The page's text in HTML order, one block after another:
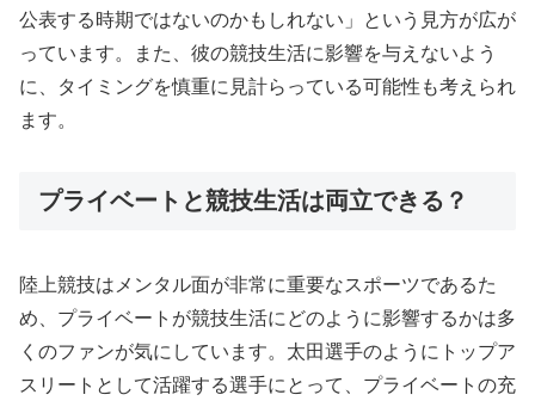
公表する時期ではないのかもしれない」という見方が広が
っています。また、彼の競技生活に影響を与えないよう
に、タイミングを慎重に見計らっている可能性も考えられ
ます。
プライベートと競技生活は両立できる？
陸上競技はメンタル面が非常に重要なスポーツであるた
め、プライベートが競技生活にどのように影響するかは多
くのファンが気にしています。太田選手のようにトップア
スリートとして活躍する選手にとって、プライベートの充